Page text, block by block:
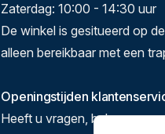
Zaterdag: 10:00 - 14:30 uur
De winkel is gesitueerd op
alleen bereikbaar met een
Openingstijden
Heeft u vragen, bel ons